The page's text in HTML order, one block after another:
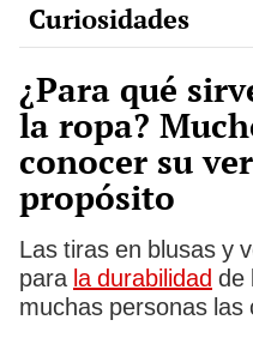
Curiosidades
¿Para qué
la ropa?
conocer su
propósito
Las tiras en blusas y
para la durabilidad de
muchas personas